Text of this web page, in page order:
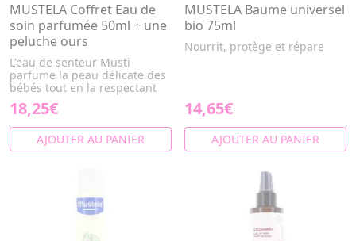
MUSTELA Coffret Eau de
soin parfumée 50ml + une
peluche ours
L'eau de senteur Musti
parfume la peau délicate des
bébés tout en la respectant
18,25€
AJOUTER AU PANIER
MUSTELA Baume universel
bio 75ml
Nourrit, protège et répare
14,65€
AJOUTER AU PANIER